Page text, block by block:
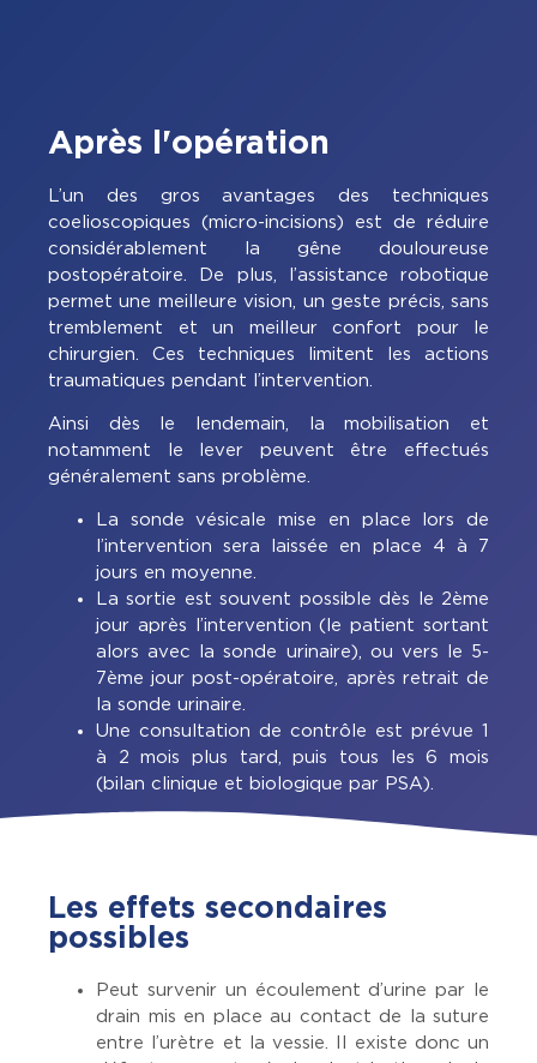
Après l'opération
L’un des gros avantages des techniques
coelioscopiques (micro-incisions) est de réduire
considérablement la gêne douloureuse
postopératoire. De plus, l’assistance robotique
permet une meilleure vision, un geste précis, sans
tremblement et un meilleur confort pour le
chirurgien. Ces techniques limitent les actions
traumatiques pendant l’intervention.
Ainsi dès le lendemain, la mobilisation et
notamment le lever peuvent être effectués
généralement sans problème.
La sonde vésicale mise en place lors de
l’intervention sera laissée en place 4 à 7
jours en moyenne.
La sortie est souvent possible dès le 2ème
jour après l’intervention (le patient sortant
alors avec la sonde urinaire), ou vers le 5-
7ème jour post-opératoire, après retrait de
la sonde urinaire.
Une consultation de contrôle est prévue 1
à 2 mois plus tard, puis tous les 6 mois
(bilan clinique et biologique par PSA).
Les effets secondaires
possibles
Peut survenir un écoulement d’urine par le
drain mis en place au contact de la suture
entre l’urètre et la vessie. Il existe donc un